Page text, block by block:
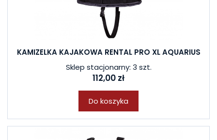
KAMIZELKA KAJAKOWA RENTAL PRO XL AQUARIUS
Sklep stacjonarny: 3 szt.
112,00 zł
Do koszyka